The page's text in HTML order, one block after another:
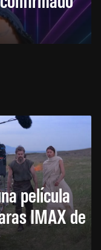
película
IMAX de